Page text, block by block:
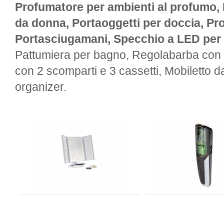
Profumatore per ambienti al
da donna, Portaoggetti per doccia,
Portasciugamani, Specchio a LED
Pattumiera per bagno, Regolabarba
con 2 scomparti e 3 cassetti, Mobiletto
organizer.